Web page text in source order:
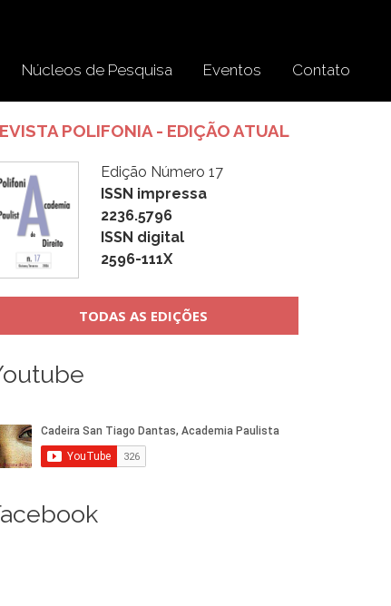
Núcleos de Pesquisa Eventos Contato
POLIFONIA - EDIÇÃO ATUAL
Edição Número 17
ISSN impressa
2236.5796
ISSN digital
2596-111X
TODAS AS EDIÇÕES